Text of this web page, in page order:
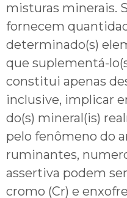
misturas minerais.
fornecem
determinado(s)
que suplementá-
constitui apenas
inclusive, implicar
do(s) mineral(is)
pelo fenômeno do
ruminantes,
assertiva podem
cromo (Cr) e